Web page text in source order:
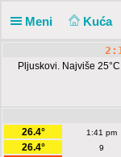
Meni Kuća
Pljuskovi. Najviše
26.4°
1:41 pm
26.4°
9